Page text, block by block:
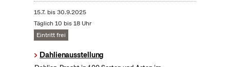
15.7. bis30.9.2025
Täglich 10 bis 18 Uhr
Eintritt frei
Dahlienausstellung